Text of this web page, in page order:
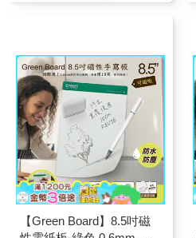
【Green Board】8.5吋磁